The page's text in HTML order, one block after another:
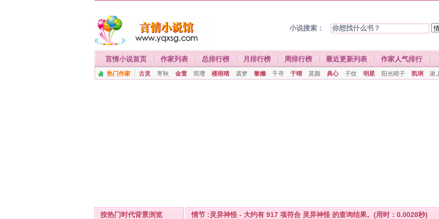
小说搜索：
言情小说首页 作家列表 总排行榜 月排行榜 周排行榜 最近更新列表 作家人气排行
热门作家 古灵 寄秋 金萱 简璎 楼雨晴 裘梦 黎孅 千寻 于晴 莫颜 典心 子纹 明星 阳光晴子 凯琍 谢
按热门时代背景浏览 情节 :灵异神怪 - 大约有 917 项符合 灵异神怪 的查询结果。(用时：0.0028秒)